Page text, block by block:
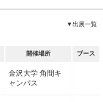
▼出展一覧
開催場所 ブース
金沢大学 角間キ
ャンパス